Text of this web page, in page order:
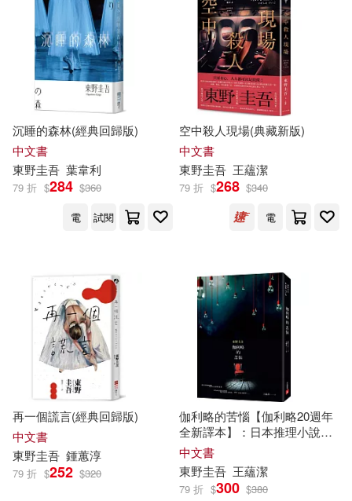
沉睡的森林(經典回歸版)
中文書
東野圭吾 葉韋利
79 折 $284 $360
電
試閱
空中殺人現場(典藏新版)
中文書
東野圭吾 王蘊潔
79 折 $268 $340
電
再一個謊言(經典回歸版)
中文書
東野圭吾 鍾蕙淳
79 折 $252 $320
伽利略的苦惱【伽利略20週年
全新譯本】：日本推理小說史
上的里程碑!「伽利略」系列最
讓人愛不忍釋的一集!
中文書
東野圭吾 王蘊潔
79 折 $300 $380